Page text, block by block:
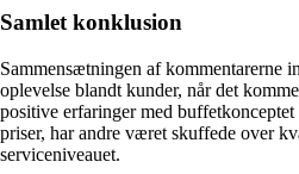
Samlet konklusion
Sammensætningen af kommentarerne
oplevelse blandt kunder, når det
positive erfaringer med
priser, har andre været skuffede over
serviceniveauet.